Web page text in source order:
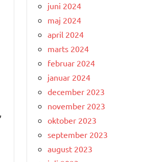
juni 2024
maj 2024
april 2024
marts 2024
februar 2024
januar 2024
december 2023
november 2023
oktober 2023
september 2023
august 2023